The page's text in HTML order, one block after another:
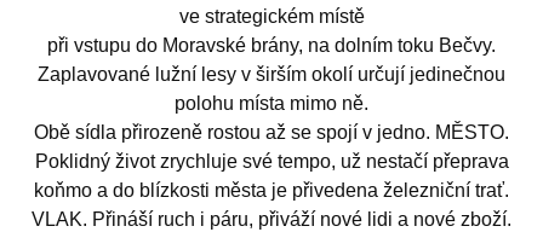
ve strategickém místě
při vstupu do Moravské brány, na dolním toku Bečvy.
Zaplavované lužní lesy v širším okolí určují jedinečnou
polohu místa mimo ně.
Obě sídla přirozeně rostou až se spojí v jedno. MĚSTO.
Poklidný život zrychluje své tempo, už nestačí přeprava
koňmo a do blízkosti města je přivedena železniční trať.
VLAK. Přináší ruch i páru, přiváží nové lidi a nové zboží.